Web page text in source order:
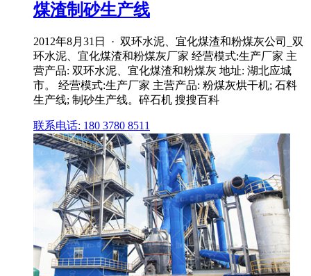
煤渣制砂生产线
2012年8月31日 · 双环水泥、宜化煤渣和粉煤灰公司_双
环水泥、宜化煤渣和粉煤灰厂家 经营模式:生产厂家 主
营产品: 双环水泥、宜化煤渣和粉煤灰 地址: 湖北应城
市。 经营模式:生产厂家 主营产品: 粉煤灰烘干机; 石料
生产线; 制砂生产线。碎石机 搜搜百科
联系电话: 180 3780 8511